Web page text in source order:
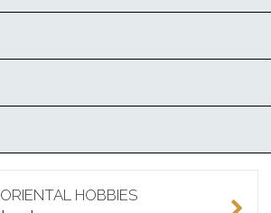
ORIENTAL HOBBIES